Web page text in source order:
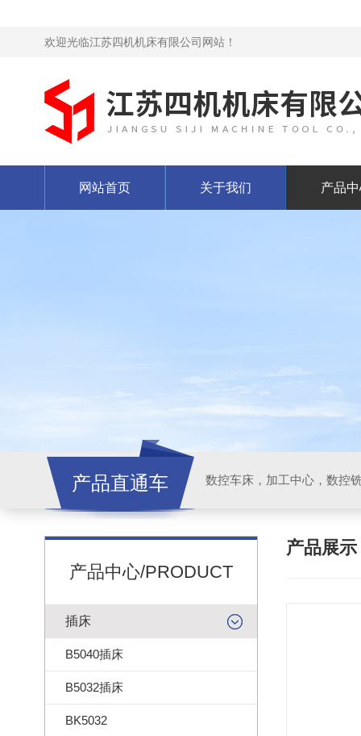
欢迎光临江苏四机机床有限公司网站！
网站首页 关于我们 产品
产品直通车
产品中心/PRODUCT
插床
B5040插床
B5032插床
BK5032
产品展示